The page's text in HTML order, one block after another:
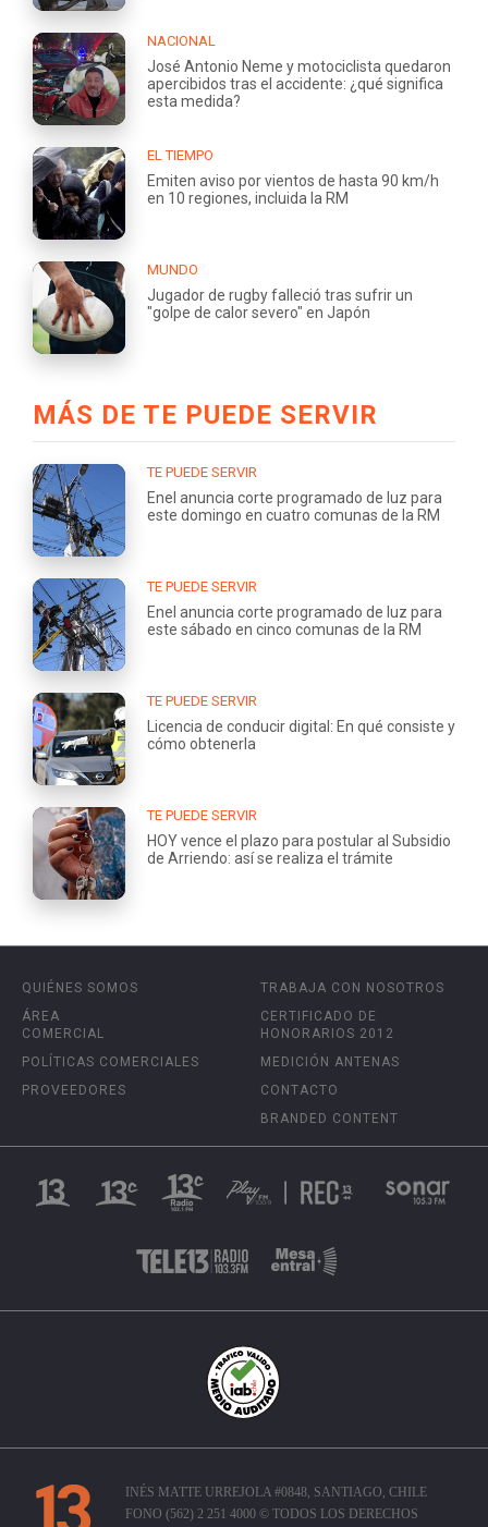
NACIONAL
José Antonio Neme y motociclista quedaron
apercibidos tras el accidente: ¿qué significa
esta medida?
EL TIEMPO
Emiten aviso por vientos de hasta 90 km/h
en 10 regiones, incluida la RM
MUNDO
Jugador de rugby falleció tras sufrir un
"golpe de calor severo" en Japón
MÁS DE TE PUEDE SERVIR
TE PUEDE SERVIR
Enel anuncia corte programado de luz para
este domingo en cuatro comunas de la RM
TE PUEDE SERVIR
Enel anuncia corte programado de luz para
este sábado en cinco comunas de la RM
TE PUEDE SERVIR
Licencia de conducir digital: En qué consiste y
cómo obtenerla
TE PUEDE SERVIR
HOY vence el plazo para postular al Subsidio
de Arriendo: así se realiza el trámite
QUIÉNES SOMOS
ÁREA
COMERCIAL
POLÍTICAS COMERCIALES
PROVEEDORES
TRABAJA CON NOSOTROS
CERTIFICADO DE
HONORARIOS 2012
MEDICIÓN ANTENAS
CONTACTO
BRANDED CONTENT
INÉS MATTE URREJOLA #0848, SANTIAGO, CHILE
FONO (562) 2 251 4000 © TODOS LOS DERECHOS